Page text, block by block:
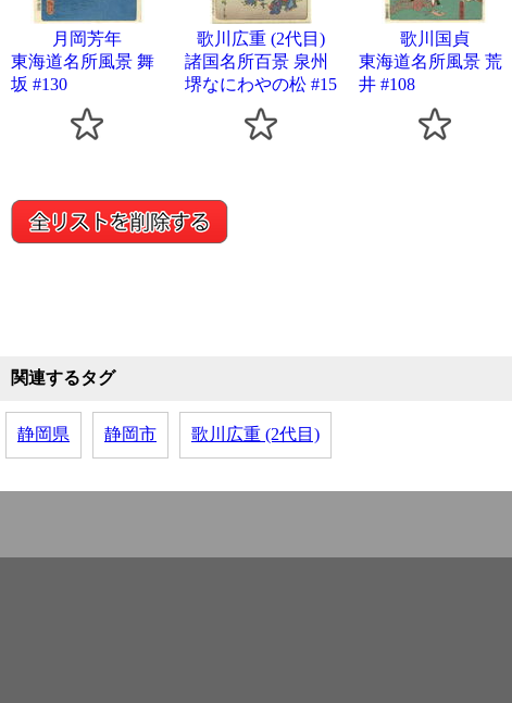
月岡芳年
東海道名所風景 舞
坂 #130
歌川広重 (2代目)
諸国名所百景 泉州
堺なにわやの松 #15
歌川国貞
東海道名所風景 荒
井 #108
関連するタグ
静岡県 静岡市 歌川広重 (2代目)